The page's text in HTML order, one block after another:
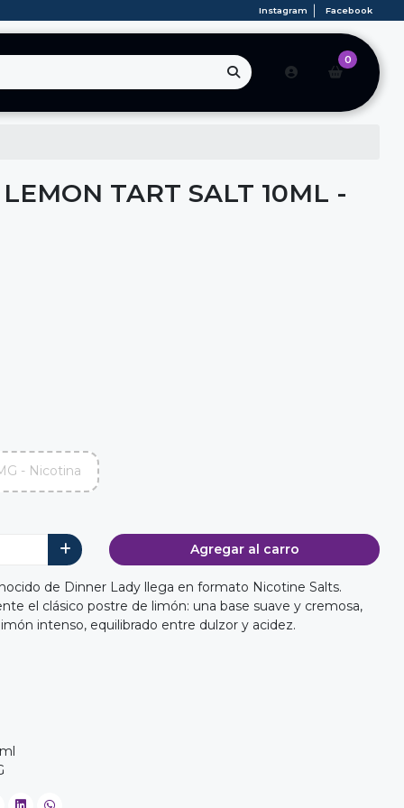
Instagram Facebook
0
TART SALT 10ML -
- Nicotina
Agregar al carro
de Dinner Lady llega en formato Nicotine Salts.
el clásico postre de limón: una base suave y cremosa,
intenso, equilibrado entre dulzor y acidez.